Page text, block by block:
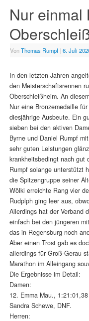
Nur einmal
VonThomas Rumpf | 6. Juli
In den letzten Jahren
den Meisterschaftsrennen
Oberschleißheim. An
Nur eine Bronzemedaille
diesjährige Ausbeute. Ein
sieben bei den aktiven
Byrne und Daniel Rumpf
sehr guten Leistungen
krankheitsbedingt nach gut
Rumpf solange unterstützt
die Spitzengruppe seiner
Wölki erreichte Rang vier
Rudplph ging leer aus,
Allerdings hat der Verband
einfach bei den jüngeren
das in Regensburg noch
Aber einen Trost gab es
allerdings für Groß-Gerau
Marathon im Alleingang
Die Ergebnisse im Detail:
Damen:
12. Emma Mau.,
Sandra Schewe, DNF.
Herren: